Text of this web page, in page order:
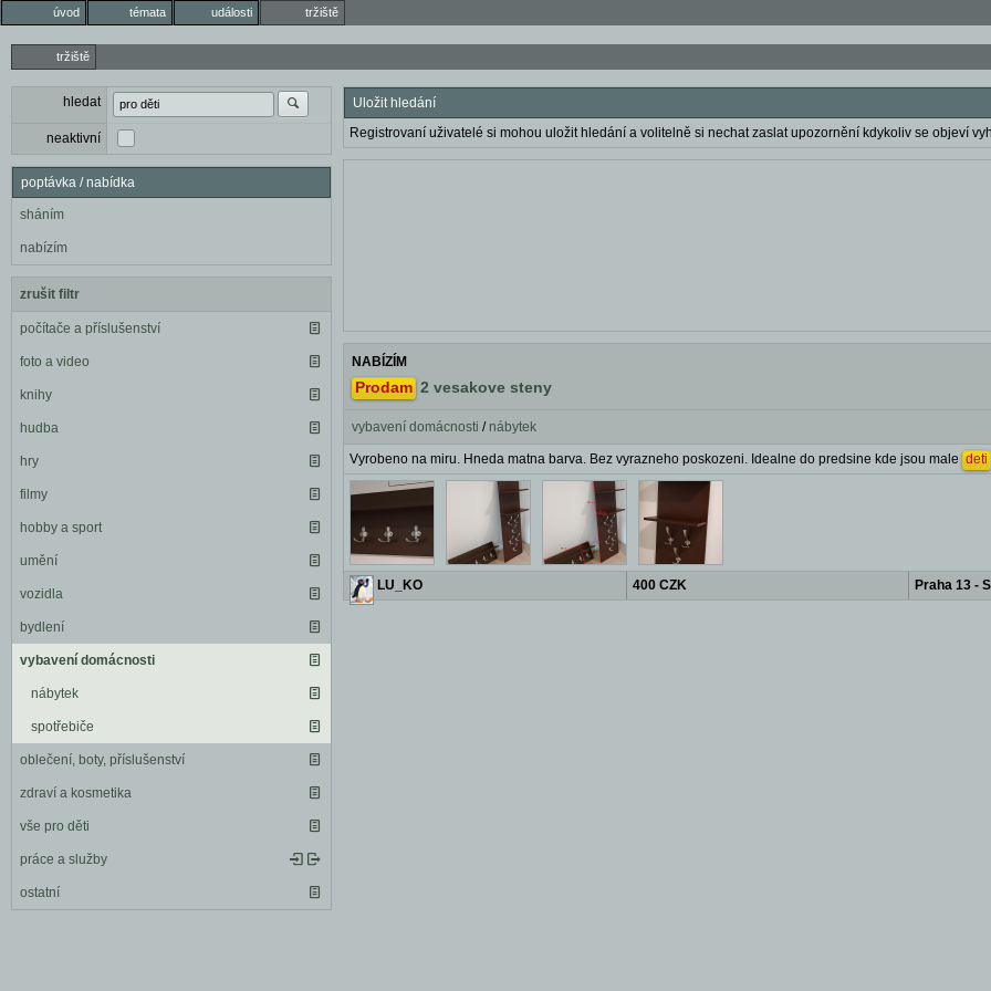
úvod témata události tržiště
tržiště
hledat
neaktivní
poptávka / nabídka
sháním
nabízím
zrušit filtr
počítače a příslušenství
foto a video
knihy
hudba
hry
filmy
hobby a sport
umění
vozidla
bydlení
vybavení domácnosti
nábytek
spotřebiče
oblečení, boty, příslušenství
zdraví a kosmetika
vše pro děti
práce a služby
ostatní
Uložit hledání
Registrovaní uživatelé si mohou uložit hledání a volitelně si nechat zaslat upozornění kdykoliv se objeví
NABÍZÍM
Prodam 2 vesakove steny
vybavení domácnosti / nábytek
Vyrobeno na miru. Hneda matna barva. Bez vyrazneho poskozeni. Idealne do predsine kde jsou male deti
LU_KO 400 CZK Praha 13 -